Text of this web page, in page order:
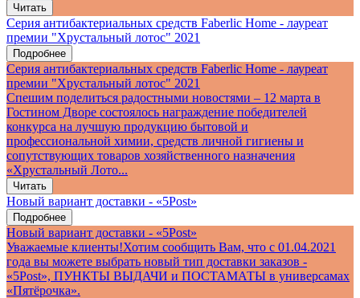
Читать
Серия антибактериальных средств Faberlic Home - лауреат
премии "Хрустальный лотос" 2021
Подробнее
Серия антибактериальных средств Faberlic Home - лауреат
премии "Хрустальный лотос" 2021
Спешим поделиться радостными новостями – 12 марта в
Гостином Дворе состоялось награждение победителей
конкурса на лучшую продукцию бытовой и
профессиональной химии, средств личной гигиены и
сопутствующих товаров хозяйственного назначения
«Хрустальный Лото...
Читать
Новый вариант доставки - «5Post»
Подробнее
Новый вариант доставки - «5Post»
Уважаемые клиенты!Хотим сообщить Вам, что с 01.04.2021
года вы можете выбрать новый тип доставки заказов -
«5Post», ПУНКТЫ ВЫДАЧИ и ПОСТАМАТЫ в универсамах
«Пятёрочка».